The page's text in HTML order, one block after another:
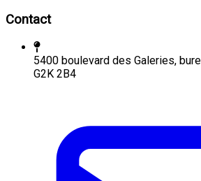
Contact
5400 boulevard des Galeries,
G2K 2B4